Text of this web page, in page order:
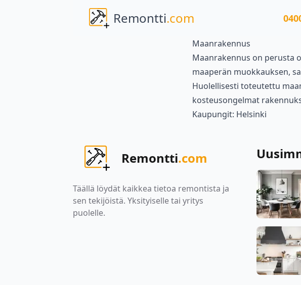
Remontti.com
Maanrakennus
Maanrakennus on perusta
maaperän muokkauksen,
Huolellisesti toteutettu
kosteusongelmat
Kaupungit: Helsinki
Remontti.com
Täällä löydät kaikkea tietoa remontista ja
sen tekijöistä. Yksityiselle tai yritys
puolelle.